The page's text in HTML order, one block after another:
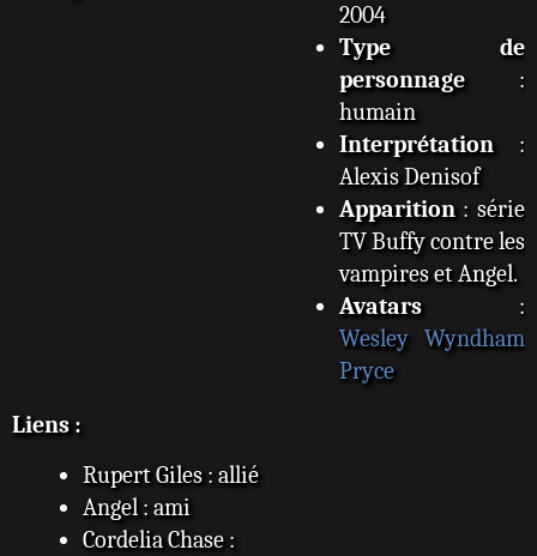
2004
Type de
personnage:
humain
Interprétation:
Alexis Denisof
Apparition: série
TV Buffy contre les
vampires et Angel.
Avatars:
Wesley Wyndham
Pryce
Liens :
Rupert Giles : allié
Angel : ami
Cordelia Chase :